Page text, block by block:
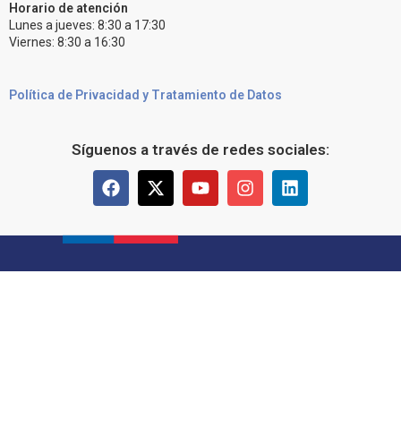
Horario de atención
Lunes a jueves: 8:30 a 17:30
Viernes: 8:30 a 16:30
Política de Privacidad y Tratamiento de Datos
Síguenos a través de redes sociales: